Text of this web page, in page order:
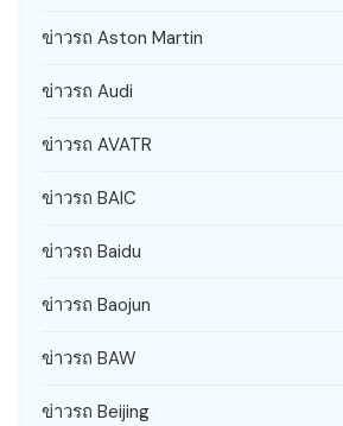
ข่าวรถ Aston Martin
ข่าวรถ Audi
ข่าวรถ AVATR
ข่าวรถ BAIC
ข่าวรถ Baidu
ข่าวรถ Baojun
ข่าวรถ BAW
ข่าวรถ Beijing